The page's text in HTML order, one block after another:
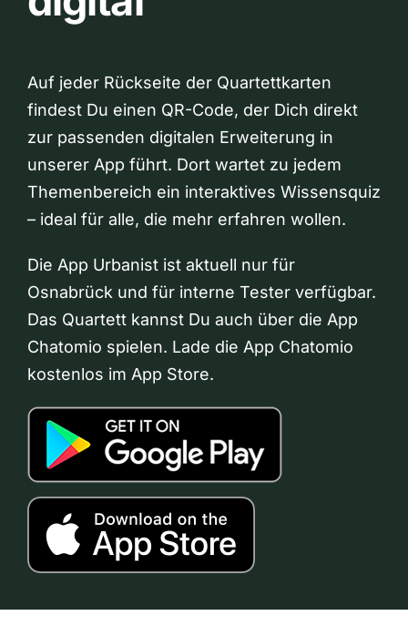
Auf jeder Rückseite der Quartettkarten
findest Du einen QR-Code, der Dich direkt
zur passenden digitalen Erweiterung in
unserer App führt. Dort wartet zu jedem
Themenbereich ein interaktives Wissensquiz
– ideal für alle, die mehr erfahren wollen.
Die App Urbanist ist aktuell nur für
Osnabrück und für interne Tester verfügbar.
Das Quartett kannst Du auch über die App
Chatomio spielen. Lade die App Chatomio
kostenlos im App Store.